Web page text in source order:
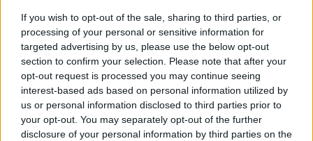
If you wish to opt-out of the sale, sharing to third parties, or
processing of your personal or sensitive information for
targeted advertising by us, please use the below opt-out
section to confirm your selection. Please note that after your
opt-out request is processed you may continue seeing
interest-based ads based on personal information utilized by
us or personal information disclosed to third parties prior to
your opt-out. You may separately opt-out of the further
disclosure of your personal information by third parties on the
standard.
Hotel MiM Sotogrande Club
Marítimo (Cadice)